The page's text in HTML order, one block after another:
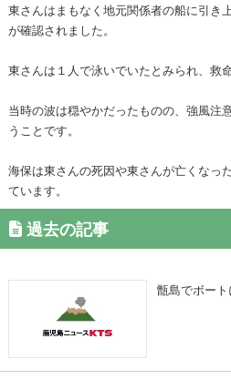
東さんはまもなく地元関係者の船に引き
が確認されました。
東さんは１人で泳いでいたとみられ、救
当時の波は穏やかだったものの、強風注
うことです。
海保は東さんの死因や東さんが亡くなっ
ています。
過去の記事
甑島でボー